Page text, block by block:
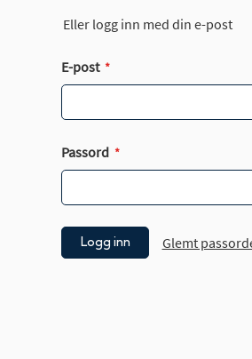
Eller logg inn med din e-post
E-post
Passord
Logg inn Glemt